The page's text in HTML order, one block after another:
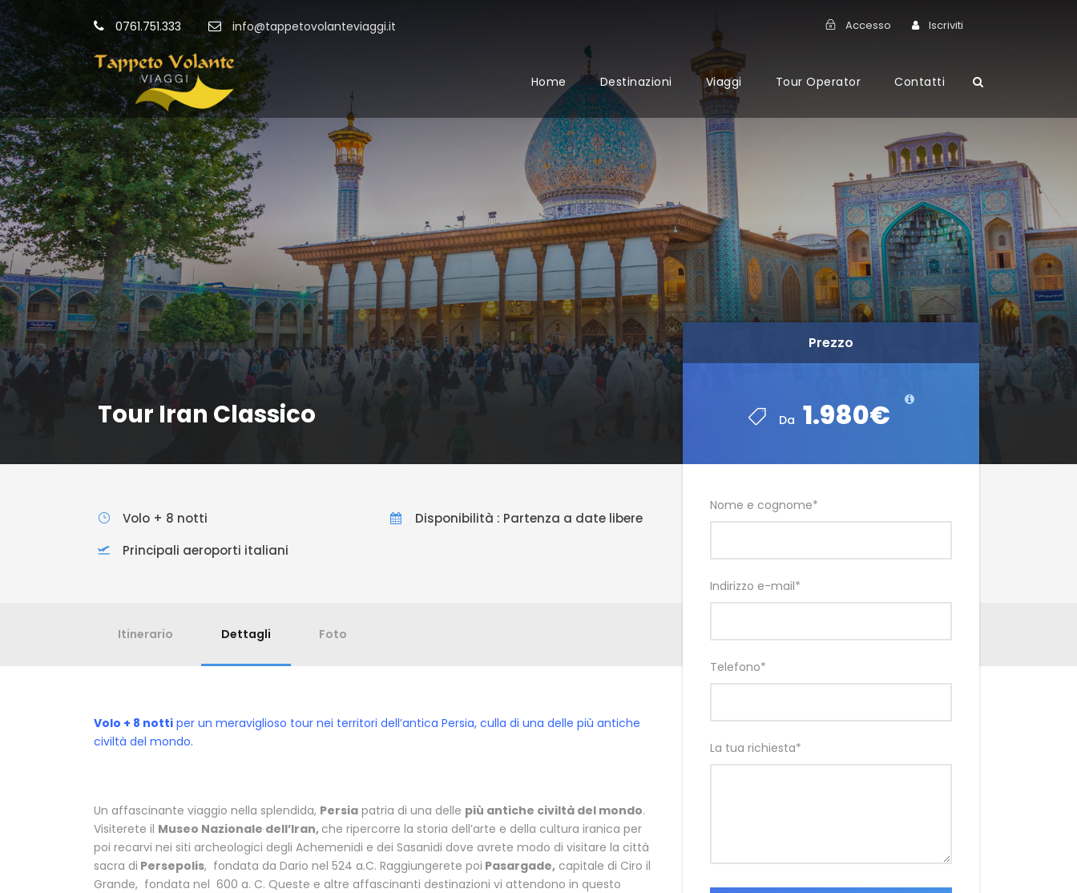
0761.751.333 info@tappetovolanteviaggi.it Accesso Iscriviti
Home Destinazioni Viaggi Tour Operator Contatti
Tour Iran Classico
Prezzo
Da 1.980€
Nome e cognome*
Indirizzo e-mail*
Telefono*
La tua richiesta*
Volo + 8 notti
Disponibilità : Partenza a date libere
Principali aeroporti italiani
Itinerario Dettagli Foto
Volo + 8 notti per un meraviglioso tour nei territori dell’antica Persia, culla di una delle più antiche
civiltà del mondo.
Un affascinante viaggio nella splendida, Persia patria di una delle più antiche civiltà del mondo.
Visiterete il Museo Nazionale dell’Iran, che ripercorre la storia dell’arte e della cultura iranica per
poi recarvi nei siti archeologici degli Achemenidi e dei Sasanidi dove avrete modo di visitare la città
sacra di Persepolis, fondata da Dario nel 524 a.C. Raggiungerete poi Pasargade, capitale di Ciro il
Grande, fondata nel 600 a. C. Queste e altre affascinanti destinazioni vi attendono in questo